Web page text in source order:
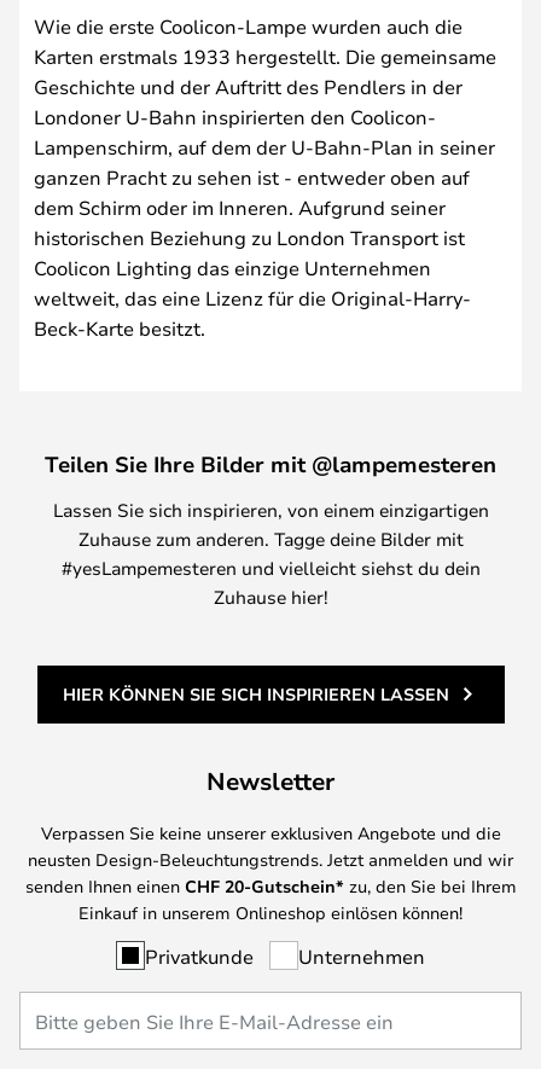
Wie die erste Coolicon-Lampe wurden auch die
Karten erstmals 1933 hergestellt. Die gemeinsame
Geschichte und der Auftritt des Pendlers in der
Londoner U-Bahn inspirierten den Coolicon-
Lampenschirm, auf dem der U-Bahn-Plan in seiner
ganzen Pracht zu sehen ist - entweder oben auf
dem Schirm oder im Inneren. Aufgrund seiner
historischen Beziehung zu London Transport ist
Coolicon Lighting das einzige Unternehmen
weltweit, das eine Lizenz für die Original-Harry-
Beck-Karte besitzt.
Teilen Sie Ihre Bilder mit @lampemesteren
Lassen Sie sich inspirieren, von einem einzigartigen
Zuhause zum anderen. Tagge deine Bilder mit
#yesLampemesteren und vielleicht siehst du dein
Zuhause hier!
HIER KÖNNEN SIE SICH INSPIRIEREN LASSEN
Newsletter
Verpassen Sie keine unserer exklusiven Angebote und die
neusten Design-Beleuchtungstrends. Jetzt anmelden und wir
senden Ihnen einen CHF 20-Gutschein* zu, den Sie bei Ihrem
Einkauf in unserem Onlineshop einlösen können!
Privatkunde Unternehmen